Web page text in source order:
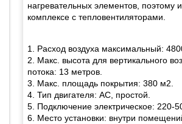
нагревательных элементов, поэтому
комплексе с тепловентиляторами.
1. Расход воздуха максимальный:
2. Макс. высота для вертикального
потока: 13 метров.
3. Макс. площадь покрытия: 380 м2.
4. Тип двигателя: АС, простой.
5. Подключение электрическое: 220-
6. Место установки: внутри